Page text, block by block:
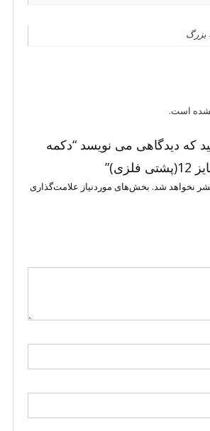
است.
که دیدگاهی می نویسد “دکمه
نخواهد شد. بخش‌های موردنیاز علامت‌گذاری